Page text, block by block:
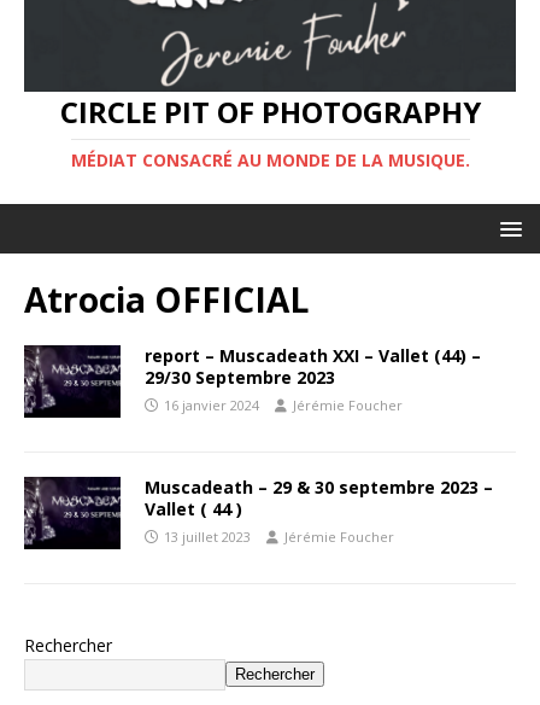
CIRCLE PIT OF PHOTOGRAPHY
MÉDIAT CONSACRÉ AU MONDE DE LA MUSIQUE.
Atrocia OFFICIAL
report – Muscadeath XXI – Vallet (44) –
29/30 Septembre 2023
16 janvier 2024 Jérémie Foucher
Muscadeath – 29 & 30 septembre 2023 –
Vallet ( 44 )
13 juillet 2023 Jérémie Foucher
Rechercher
Rechercher